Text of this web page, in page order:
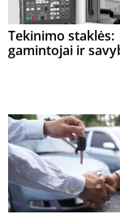
Tekinimo staklės:
gamintojai ir